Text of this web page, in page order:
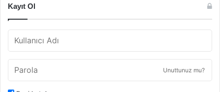
Kayıt Ol
Unuttunuz mu?